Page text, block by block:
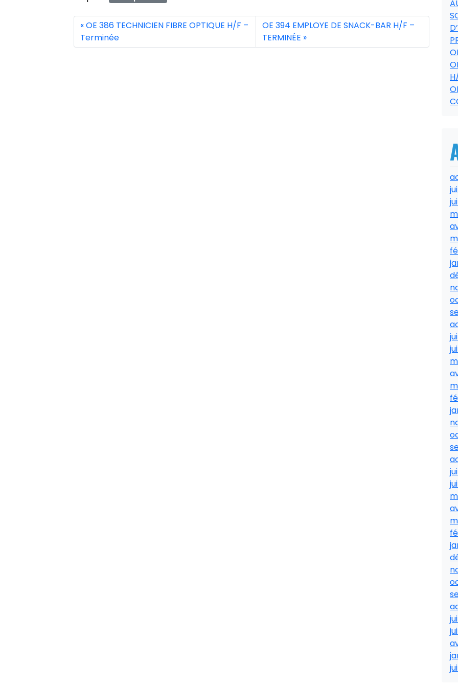
OE 386 TECHNICIEN FIBRE OPTIQUE H/F –
Terminée
OE 394 EMPLOYE DE SNACK-BAR H/F –
TERMINÉE